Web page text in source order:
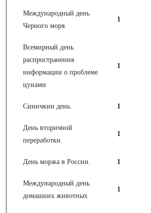
Международный день
Черного моря.
1
Всемирный день
распространения
информации о проблеме
цунами
1
Синичкин день. 1
День вторичной
переработки.
1
День моржа в России. 1
Международный день
домашних животных
1